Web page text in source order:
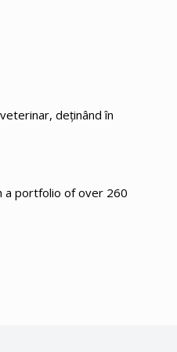
deținând în
a portfolio of over 260